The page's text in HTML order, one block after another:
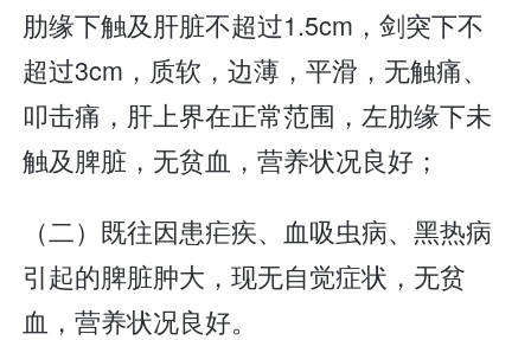
肋缘下触及肝脏不超过1.5cm，剑突下不
超过3cm，质软，边薄，平滑，无触痛、
叩击痛，肝上界在正常范围，左肋缘下未
触及脾脏，无贫血，营养状况良好；
（二）既往因患疟疾、血吸虫病、黑热病
引起的脾脏肿大，现无自觉症状，无贫
血，营养状况良好。